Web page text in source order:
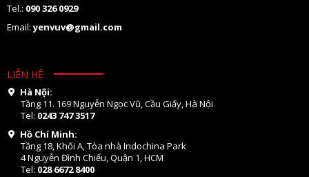
Tel.: 090 326 0929
Email:yenvuv@gmail.com
LIÊN HỆ
Hà Nội:
Tầng 11. 169 Nguyễn Ngọc Vũ, Cầu Giấy, Hà Nội
Tel: 0243 747 3517
Hồ Chí Minh:
Tầng 18, Khối A, Tòa nhà Indochina Park
4 Nguyễn Đình Chiểu, Quận 1, HCM
Tel: 028 6672 8400